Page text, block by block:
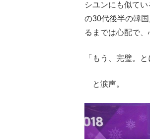
シユンにも似て
の30代後半の韓
るまでは心配で
「もう、完璧。
と涙声。